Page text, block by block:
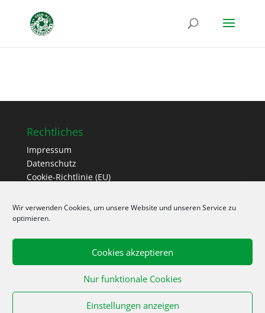
Wir verwenden Cookies, um unsere Website und unseren Service zu
optimieren.
Cookies akzeptieren
Nur funktionale Cookies
Einstellungen anzeigen
Rechtliches
Impressum
Datenschutz
Cookie-Richtlinie (EU)
Adresse
33142 Büren-Steinhausen